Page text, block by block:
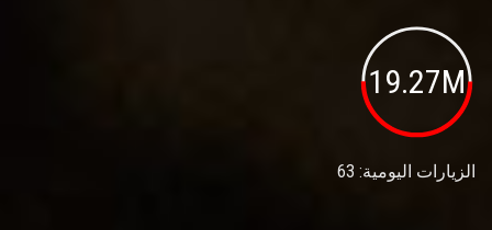
19.27M
الزيارات اليومية: 63